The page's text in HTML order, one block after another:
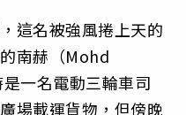
這名被強風捲上天的
南赫（Mohd
一名電動三輪車司
場載運貨物，但傍晚